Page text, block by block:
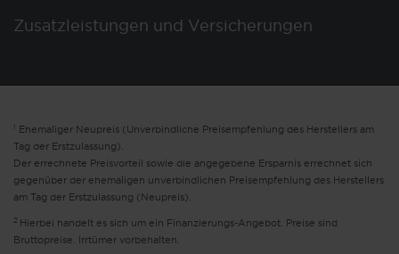
Zusatzleistungen und Versicherungen
1 Ehemaliger Neupreis (Unverbindliche Preisempfehlung des Herstellers am
Tag der Erstzulassung).
Der errechnete Preisvorteil sowie die angegebene Ersparnis errechnet sich
gegenüber der ehemaligen unverbindlichen Preisempfehlung des Herstellers
am Tag der Erstzulassung (Neupreis).
2 Hierbei handelt es sich um ein Finanzierungs-Angebot. Preise sind
Bruttopreise. Irrtümer vorbehalten.